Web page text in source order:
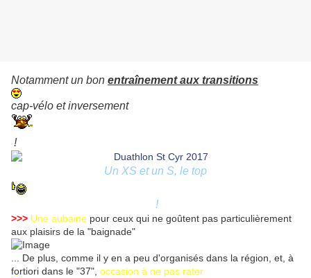
Notamment un bon entraînement aux transitions
cap-vélo et inversement
!
Un XS et un S, le top
!
>>> Une aubaine pour ceux qui ne goûtent pas particulièrement
aux plaisirs de la "baignade"
... De plus, comme il y en a peu d'organisés dans la région, et, à
fortiori dans le "37", occasion à ne pas rater